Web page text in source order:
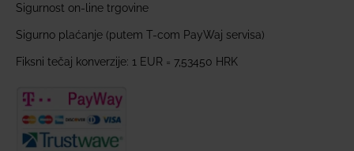
Sigurnost on-line trgovine
Sigurno plaćanje (putem T-com PayWaj servisa)
Fiksni tečaj konverzije: 1 EUR = 7,53450 HRK